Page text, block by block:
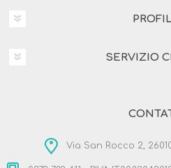
SERVIZIO
Via San Rocco 2,